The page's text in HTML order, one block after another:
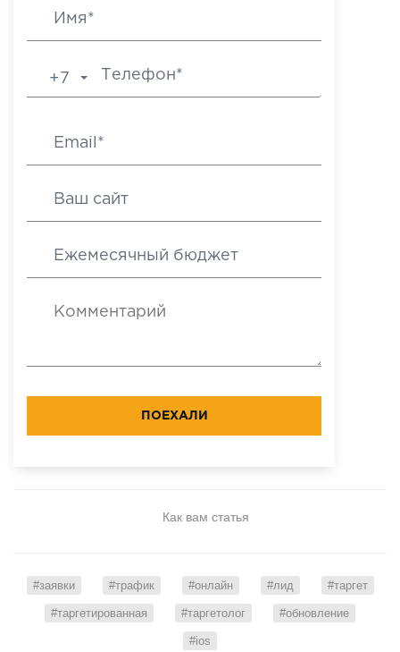
+7
ПОЕХАЛИ
Как вам статья
#заявки #трафик #онлайн #лид #таргет
#таргетированная #таргетолог #обновление
#ios